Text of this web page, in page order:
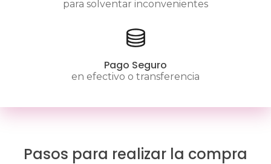
para solventar inconvenientes
Pago Seguro
en efectivo o transferencia
Pasos para realizar la compra